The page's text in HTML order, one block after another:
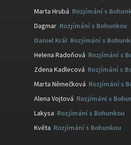
Marta Hrubá Rozjímání s
Dagmar Rozjímání s Bohunkou
Daniel Král Rozjímání s
Helena Radoňová Rozjímání s
Zdena Kadlecová Rozjímání s
Marta Němečková Rozjímání s
Alena Vojtová Rozjímání s
Lakysa: Rozjímání s Bohunkou
Květa: Rozjímání s Bohunkou